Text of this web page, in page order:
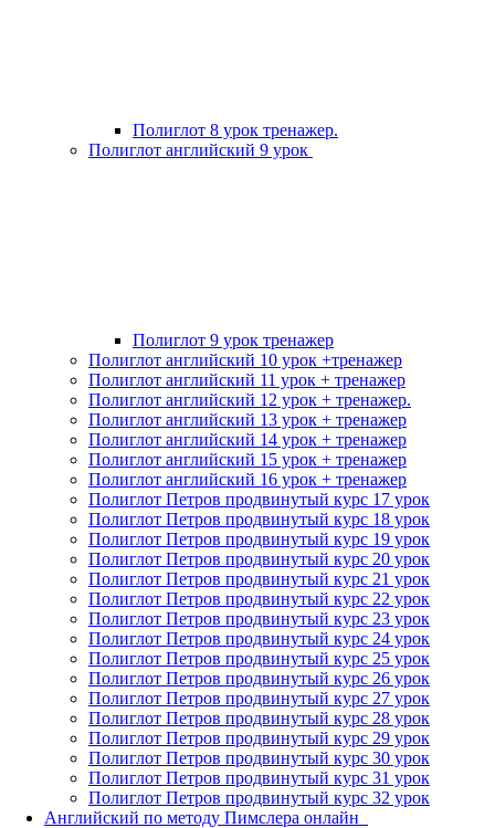
Полиглот 8 урок тренажер.
Полиглот английский 9 урок
Полиглот 9 урок тренажер
Полиглот английский 10 урок +тренажер
Полиглот английский 11 урок + тренажер
Полиглот английский 12 урок + тренажер.
Полиглот английский 13 урок + тренажер
Полиглот английский 14 урок + тренажер
Полиглот английский 15 урок + тренажер
Полиглот английский 16 урок + тренажер
Полиглот Петров продвинутый курс 17 урок
Полиглот Петров продвинутый курс 18 урок
Полиглот Петров продвинутый курс 19 урок
Полиглот Петров продвинутый курс 20 урок
Полиглот Петров продвинутый курс 21 урок
Полиглот Петров продвинутый курс 22 урок
Полиглот Петров продвинутый курс 23 урок
Полиглот Петров продвинутый курс 24 урок
Полиглот Петров продвинутый курс 25 урок
Полиглот Петров продвинутый курс 26 урок
Полиглот Петров продвинутый курс 27 урок
Полиглот Петров продвинутый курс 28 урок
Полиглот Петров продвинутый курс 29 урок
Полиглот Петров продвинутый курс 30 урок
Полиглот Петров продвинутый курс 31 урок
Полиглот Петров продвинутый курс 32 урок
Английский по методу Пимслера онлайн_